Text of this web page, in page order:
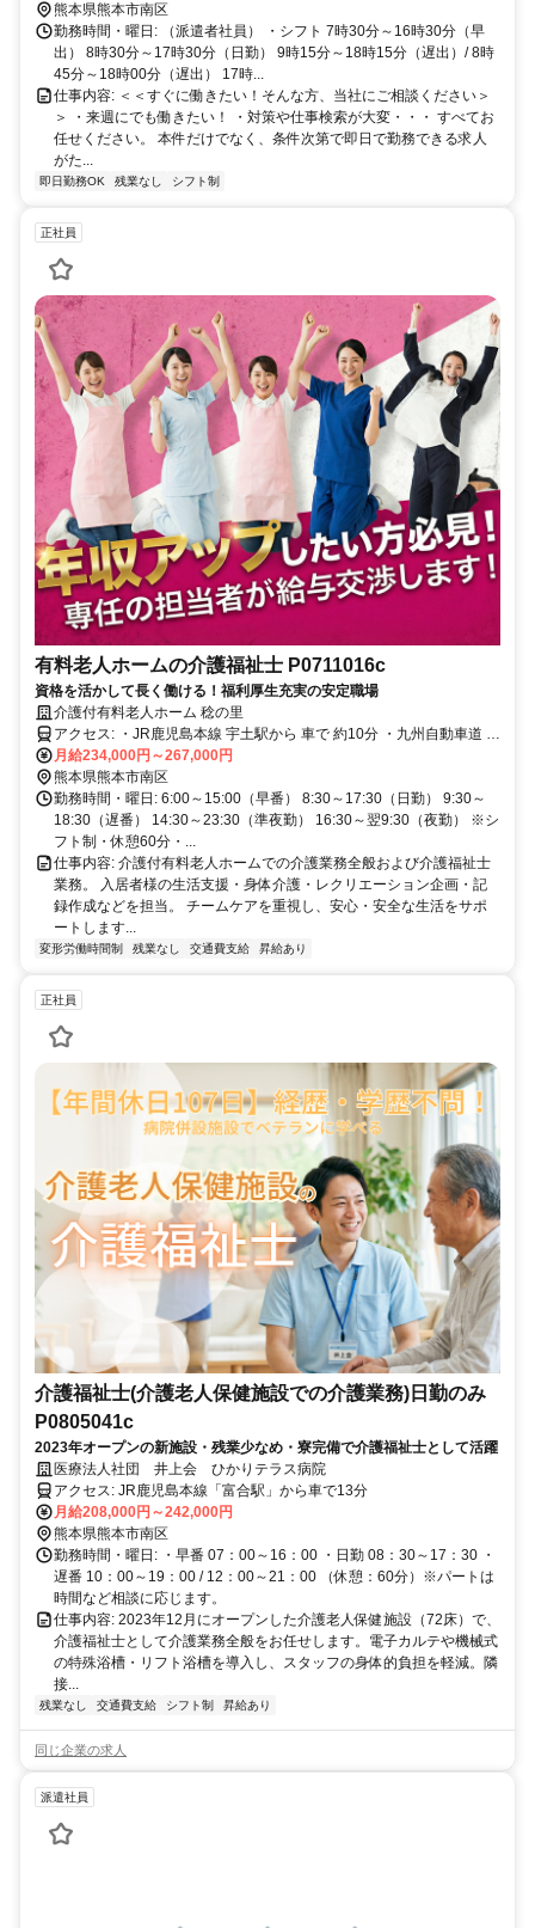
熊本県熊本市南区
勤務時間・曜日: （派遣者社員） ・シフト 7時30分～16時30分（早
出） 8時30分～17時30分（日勤） 9時15分～18時15分（遅出）/ 8時
45分～18時00分（遅出） 17時...
仕事内容: ＜＜すぐに働きたい！そんな方、当社にご相談ください＞
＞ ・来週にでも働きたい！ ・対策や仕事検索が大変・・・ すべてお
任せください。 本件だけでなく、条件次第で即日で勤務できる求人
がた...
即日勤務OK 残業なし シフト制
正社員
有料老人ホームの介護福祉士 P0711016c
資格を活かして長く働ける！福利厚生充実の安定職場
介護付有料老人ホーム 稔の里
アクセス: ・JR鹿児島本線 宇土駅から 車で 約10分 ・九州自動車道 御
船ICから 車で 約13分 ・九州自動車道 松橋ICから 車で 約13分 ・熊本
バス城南線 六田バス停 徒歩 約1分
月給234,000円～267,000円
熊本県熊本市南区
勤務時間・曜日: 6:00～15:00（早番） 8:30～17:30（日勤） 9:30～
18:30（遅番） 14:30～23:30（準夜勤） 16:30～翌9:30（夜勤） ※シ
フト制・休憩60分・...
仕事内容: 介護付有料老人ホームでの介護業務全般および介護福祉士
業務。 入居者様の生活支援・身体介護・レクリエーション企画・記
録作成などを担当。 チームケアを重視し、安心・安全な生活をサポ
ートします...
変形労働時間制 残業なし 交通費支給 昇給あり
正社員
介護福祉士(介護老人保健施設での介護業務)日勤のみ
P0805041c
2023年オープンの新施設・残業少なめ・寮完備で介護福祉士として活躍
医療法人社団 井上会 ひかりテラス病院
アクセス: JR鹿児島本線「富合駅」から車で13分
月給208,000円～242,000円
熊本県熊本市南区
勤務時間・曜日: ・早番 07：00～16：00 ・日勤 08：30～17：30 ・
遅番 10：00～19：00 / 12：00～21：00 （休憩：60分）※パートは
時間など相談に応じます。
仕事内容: 2023年12月にオープンした介護老人保健施設（72床）で、
介護福祉士として介護業務全般をお任せします。電子カルテや機械式
の特殊浴槽・リフト浴槽を導入し、スタッフの身体的負担を軽減。隣
接...
残業なし 交通費支給 シフト制 昇給あり
同じ企業の求人
派遣社員